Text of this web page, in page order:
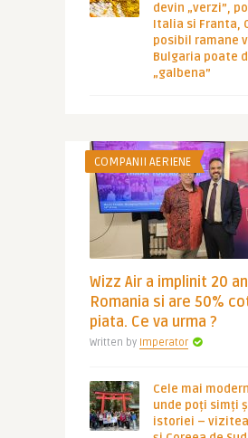
devin „verzi”,
Italia si Franta,
posibil ramane
Bulgaria poate
„galbena”
COMPANII AERIENE
Wizz Air a implinit 20
Romania si are 50%
piata. Ce va urma ?
Written by Imperator
Cele mai
unde poți simți
istoriei –